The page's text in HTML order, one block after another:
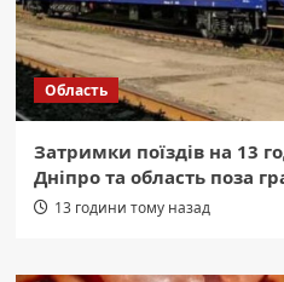
Область
Затримки поїздів на 13
Дніпро та область поза
13 години тому назад